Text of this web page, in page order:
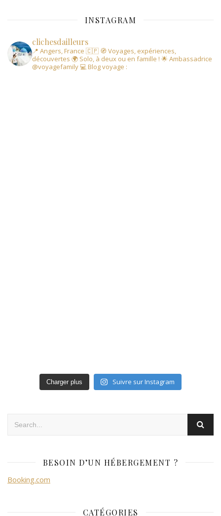
INSTAGRAM
clichesdailleurs
📍 Angers, France 🇨🇵 🧭 Voyages, expériences,
découvertes 🌍 Solo, à deux ou en famille ! 🌟 Ambassadrice
@voyagefamily 💻 Blog voyage :
Charger plus Suivre sur Instagram
BESOIN D’UN HÉBERGEMENT ?
Booking.com
CATÉGORIES